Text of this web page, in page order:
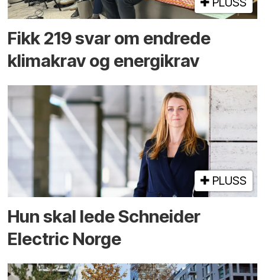
Fikk 219 svar om endrede
klimakrav og energikrav
PLUSS
Hun skal lede Schneider
Electric Norge